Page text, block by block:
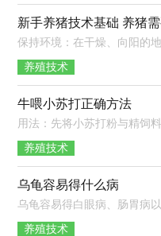
养殖技术
牛喂小苏打正确方法
养殖技术
乌龟容易得什么病
养殖技术